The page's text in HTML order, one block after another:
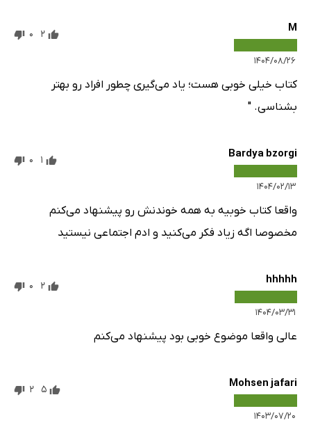
M
۱۴۰۴/۰۸/۲۶
2
0
کتاب خیلی خوبی هست؛ یاد می‌گیری چطور افراد رو بهتر
بشناسی. "
Bardya bzorgi
۱۴۰۴/۰۲/۱۳
1
0
واقعا کتاب خوبیه به همه خوندنش رو پیشنهاد می‌کنم
مخصوصا اگه زیاد فکر می‌کنید و ادم اجتماعی نیستید
hhhhh
۱۴۰۴/۰۳/۳۱
2
0
عالی واقعا موضوع خوبی بود پیشنهاد می‌کنم
Mohsen jafari
۱۴۰۳/۰۷/۲۰
5
2